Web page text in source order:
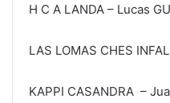
H C A LANDA – Lucas
LAS LOMAS CHES
KAPPI CASANDRA –